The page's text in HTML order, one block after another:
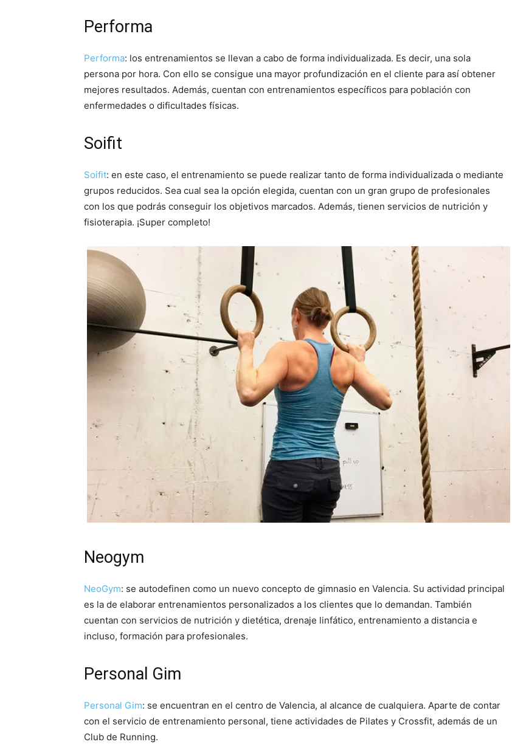
Performa
Performa: los entrenamientos se llevan a cabo de forma individualizada. Es decir, una sola
persona por hora. Con ello se consigue una mayor profundización en el cliente para así obtener
mejores resultados. Además, cuentan con entrenamientos específicos para población con
enfermedades o dificultades físicas.
Soifit
Soifit: en este caso, el entrenamiento se puede realizar tanto de forma individualizada o mediante
grupos reducidos. Sea cual sea la opción elegida, cuentan con un gran grupo de profesionales
con los que podrás conseguir los objetivos marcados. Además, tienen servicios de nutrición y
fisioterapia. ¡Super completo!
Neogym
NeoGym: se autodefinen como un nuevo concepto de gimnasio en Valencia. Su actividad principal
es la de elaborar entrenamientos personalizados a los clientes que lo demandan. También
cuentan con servicios de nutrición y dietética, drenaje linfático, entrenamiento a distancia e
incluso, formación para profesionales.
Personal Gim
Personal Gim: se encuentran en el centro de Valencia, al alcance de cualquiera. Aparte de contar
con el servicio de entrenamiento personal, tiene actividades de Pilates y Crossfit, además de un
Club de Running.